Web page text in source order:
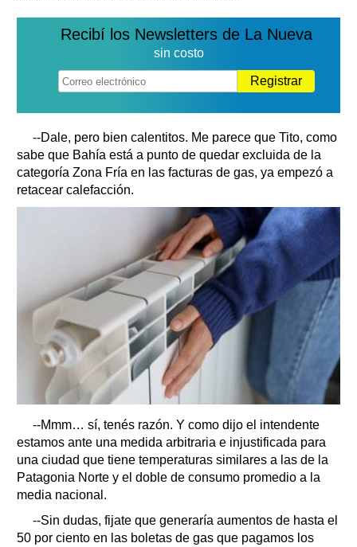
Recibí los Newsletters de La Nueva
sin costo
Registrar
--Dale, pero bien calentitos. Me parece que Tito, como
sabe que Bahía está a punto de quedar excluida de la
categoría Zona Fría en las facturas de gas, ya empezó a
retacear calefacción.
--Mmm… sí, tenés razón. Y como dijo el intendente
estamos ante una medida arbitraria e injustificada para
una ciudad que tiene temperaturas similares a las de la
Patagonia Norte y el doble de consumo promedio a la
media nacional.
--Sin dudas, fijate que generaría aumentos de hasta el
50 por ciento en las boletas de gas que pagamos los